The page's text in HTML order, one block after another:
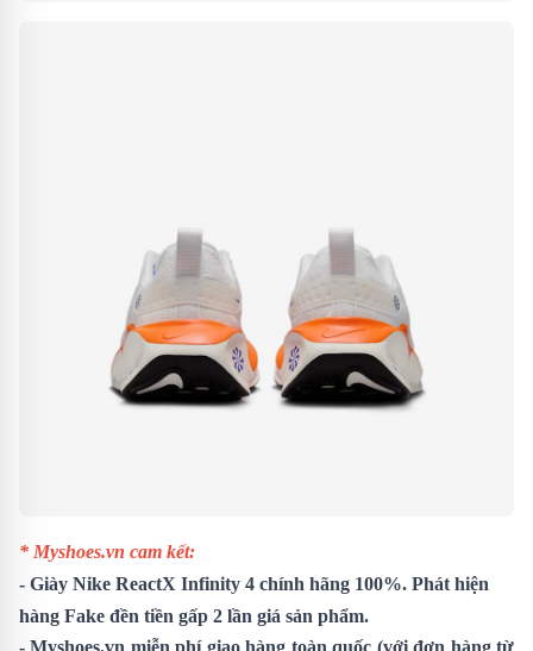
* Myshoes.vn cam kết:
- Giày Nike ReactX Infinity 4 chính hãng 100%. Phát hiện
hàng Fake đền tiền gấp 2 lần giá sản phẩm.
- Myshoes.vn miễn phí giao hàng toàn quốc (với đơn hàng từ